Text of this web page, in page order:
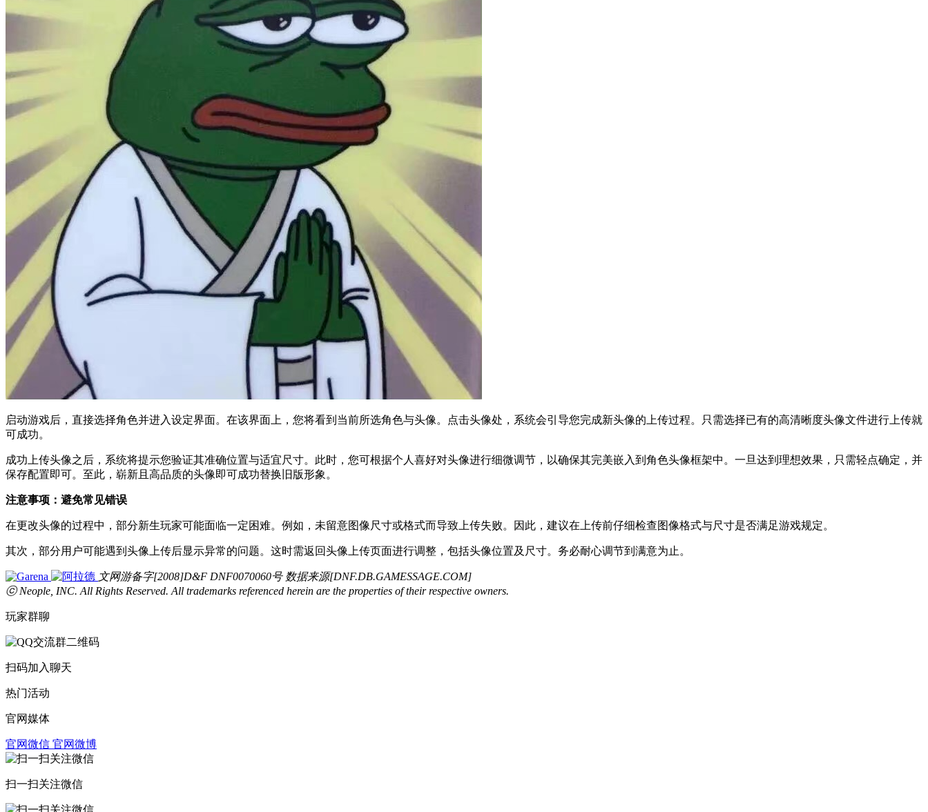
启动游戏后，直接选择角色并进入设定界面。在该界面上，您将看到当前所选角色与头像。点击头像处，系统会引导您完成新头像的上传过程。只需选择已有的高清晰度头像文件进行上传就
可成功。
成功上传头像之后，系统将提示您验证其准确位置与适宜尺寸。此时，您可根据个人喜好对头像进行细微调节，以确保其完美嵌入到角色头像框架中。一旦达到理想效果，只需轻点确定，并
保存配置即可。至此，崭新且高品质的头像即可成功替换旧版形象。
注意事项：避免常见错误
在更改头像的过程中，部分新生玩家可能面临一定困难。例如，未留意图像尺寸或格式而导致上传失败。因此，建议在上传前仔细检查图像格式与尺寸是否满足游戏规定。
其次，部分用户可能遇到头像上传后显示异常的问题。这时需返回头像上传页面进行调整，包括头像位置及尺寸。务必耐心调节到满意为止。
文网游备字[2008]D&F DNF0070060号 数据来源[DNF.DB.GAMESSAGE.COM]
ⓒ Neople, INC. All Rights Reserved. All trademarks referenced herein are the properties of their respective owners.
玩家群聊
扫码加入聊天
热门活动
官网媒体
官网微信 官网微博
扫一扫关注微信